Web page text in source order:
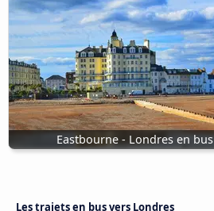
Eastbourne - Londres en bus
Les trajets en bus vers Londres